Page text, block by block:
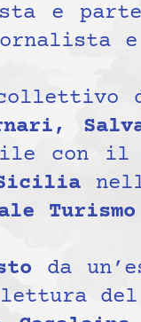
e
e
Sicilia
da
del